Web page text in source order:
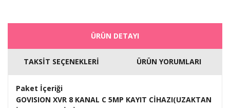
ÜRÜN DETAYI
TAKSİT SEÇENEKLERİ ÜRÜN YORUMLARI
Paket İçeriği
GOVISION XVR 8 KANAL C 5MP KAYIT CİHAZI(UZAKTAN